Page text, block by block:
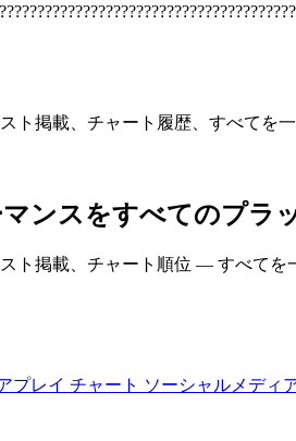
ト掲載、チャート履歴、すべてを一
ンスをすべてのプラ
ト掲載、チャート順位 — すべてを
プレイ チャート ソーシャルメディ